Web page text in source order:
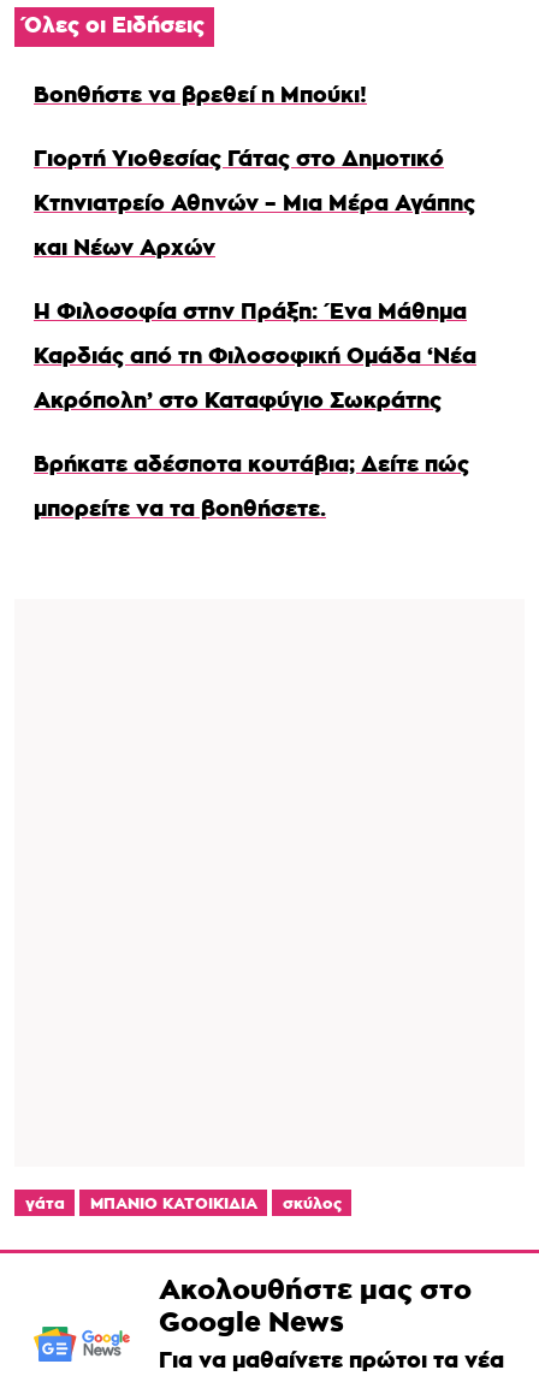
Όλες οι Ειδήσεις
Βοηθήστε να βρεθεί η Μπούκι!
Γιορτή Υιοθεσίας Γάτας στο Δημοτικό
Κτηνιατρείο Αθηνών – Μια Μέρα Αγάπης
και Νέων Αρχών
Η Φιλοσοφία στην Πράξη: Ένα Μάθημα
Καρδιάς από τη Φιλοσοφική Ομάδα ‘Νέα
Ακρόπολη’ στο Καταφύγιο Σωκράτης
Βρήκατε αδέσποτα κουτάβια; Δείτε πώς
μπορείτε να τα βοηθήσετε.
γάτα ΜΠΑΝΙΟ ΚΑΤΟΙΚΙΔΙΑ σκύλος
Ακολουθήστε μας στο
Google News
Για να μαθαίνετε πρώτοι τα νέα